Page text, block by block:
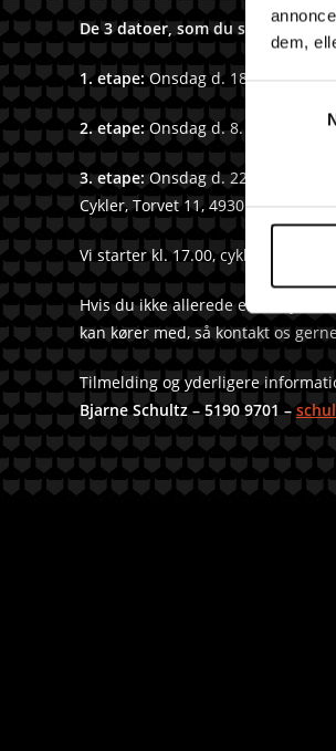
dem,
t
k
v
a
l
g
De 3 datoer, som du skal sætte
1. etape:Onsdag d. 18. august –
2. etape:Onsdag d. 8. september
3. etape:Onsdag d. 22. september
Cykler, Torvet 11, 4930 Maribo.
Vi starter kl. 17.00, cykler mellem
Hvis du ikke allerede er tilknyttet
kan kører med, så kontakt os
Tilmelding og yderligere
Bjarne Schultz – 5190 9701 –